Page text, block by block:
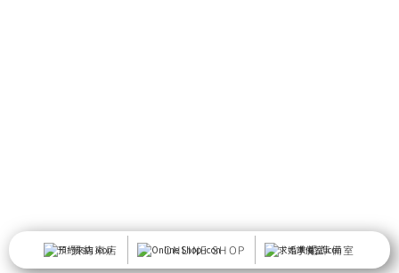
預約來店 ONLINE SHOP 求婚準備室